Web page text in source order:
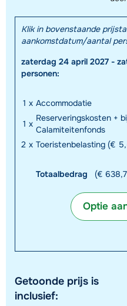
Klik in bovenstaande
aankomstdatum/aantal
zaterdag 24 april 2027 -
personen:
1 x Accommodatie
1 x
Reserveringskosten +
Calamiteitenfonds
2 x Toeristenbelasting (€
Totaalbedrag (€
Optie
Getoonde prijs is
inclusief: